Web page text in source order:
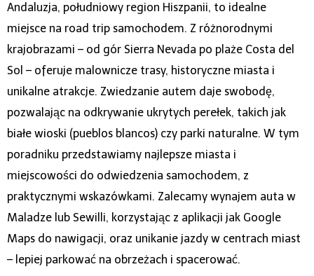
Andaluzja, południowy region Hiszpanii, to idealne
miejsce na road trip samochodem. Z różnorodnymi
krajobrazami – od gór Sierra Nevada po plaże Costa del
Sol – oferuje malownicze trasy, historyczne miasta i
unikalne atrakcje. Zwiedzanie autem daje swobodę,
pozwalając na odkrywanie ukrytych perełek, takich jak
białe wioski (pueblos blancos) czy parki naturalne. W tym
poradniku przedstawiamy najlepsze miasta i
miejscowości do odwiedzenia samochodem, z
praktycznymi wskazówkami. Zalecamy wynajem auta w
Maladze lub Sewilli, korzystając z aplikacji jak Google
Maps do nawigacji, oraz unikanie jazdy w centrach miast
– lepiej parkować na obrzeżach i spacerować.